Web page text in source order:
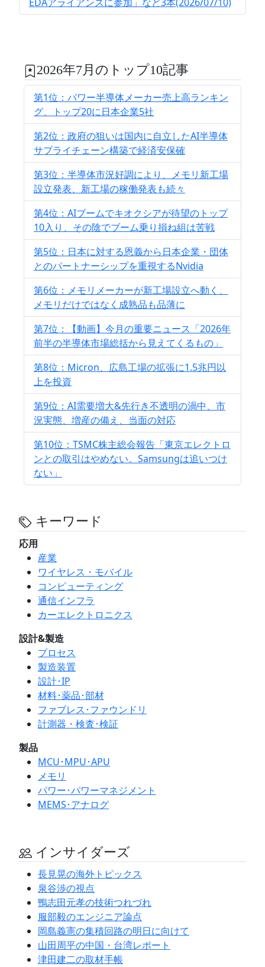
2026年7月のトップ10記事
第1位：パワー半導体メーカー売上高ランキン
グ、トップ20に日本企業5社
第2位：政府の狙いは国内に自立したAI半導体
サプライチェーン構築で経済安保確
第3位：半導体市況好調により、メモリ新工場
設立発表、新工場の稼働発表も続々
第4位：AIブームでキオクシアが待望のトップ
10入り、その陰でブーム乗り損ね組は苦戦
第5位：日本に対する恩義から日本企業・団体
とのパートナーシップを重視するNvidia
第6位：メモリメーカーが新工場設立へ動く、
メモリだけではなく成熟品も品薄に
第7位：【動画】今月の重要ニュース「2026年
前半の半導体市場総括から見えてくるもの」
第8位：Micron、広島工場の拡張に1.5兆円以
上を投資
第9位：AI需要増大&先行き不透明の渦中、市
況実態、増産の備え、当面の対応
第10位：TSMC株主総会報告「東京エレクトロ
ンとの取引はやめない。Samsungは追いつけ
ない」
キーワード
応用
産業
ワイヤレス・モバイル
コンピューティング
通信インフラ
カーエレクトロニクス
設計&製造
プロセス
製造装置
設計･IP
材料･薬品･部材
ファブレス･ファウンドリ
計測器・検査･検証
製品
MCU･MPU･APU
メモリ
パワー･パワーマネジメント
MEMS･アナログ
インサイダーズ
長見晃の海外トピックス
泉谷渉の視点
鴨志田元孝の技術つれづれ
服部毅のエンジニア論点
岡島義憲の集積回路の明日に向けて
山田周平の中国・台湾レポート
津田建二の取材手帳